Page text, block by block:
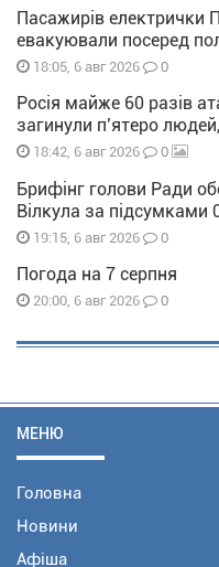
Пасажирів електрички
евакуювали посеред
18:05, 6 авг 2026 0
Росія майже 60 разів
загинули п’ятеро
18:42, 6 авг 2026 0
Брифінг голови Ради
Вілкула за підсумками
19:15, 6 авг 2026 0
Погода на 7 серпня
20:00, 6 авг 2026 0
МЕНЮ
Головна
Новини
Афіша